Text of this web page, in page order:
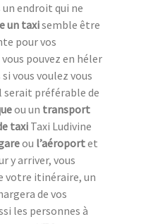
un endroit qui ne
un taxisemble être
pour vos
pouvez en héler
si vous voulez vous
serait préférable de
ou un transport
taxiTaxi Ludivine
ou l’aéroportet
y arriver, vous
votre itinéraire, un
de vos
les personnes à